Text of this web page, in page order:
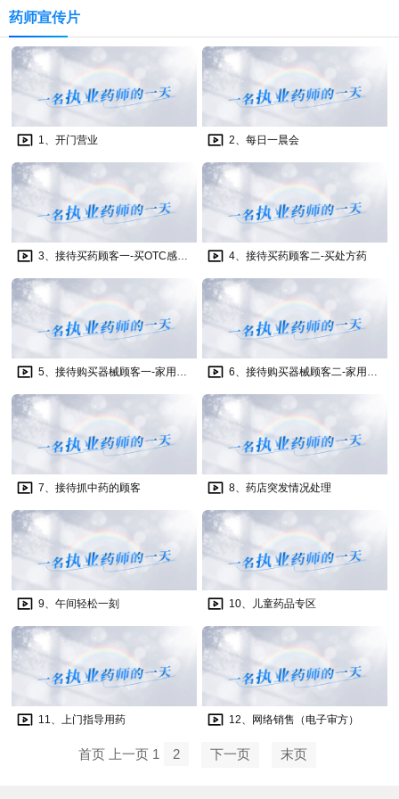
药师宣传片
1、开门营业 2、每日一晨会
3、接待买药顾客一-买OTC感冒药 4、接待买药顾客二-买处方药
5、接待购买器械顾客一-家用医疗器械选购 6、接待购买器械顾客二-家用医疗器械选购
7、接待抓中药的顾客 8、药店突发情况处理
9、午间轻松一刻 10、儿童药品专区
11、上门指导用药 12、网络销售（电子审方）
首页 上一页 1 2 下一页 末页